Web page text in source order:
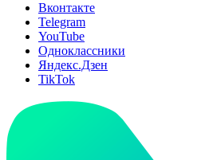
Вконтакте
Telegram
YouTube
Одноклассники
Яндекс.Дзен
TikTok